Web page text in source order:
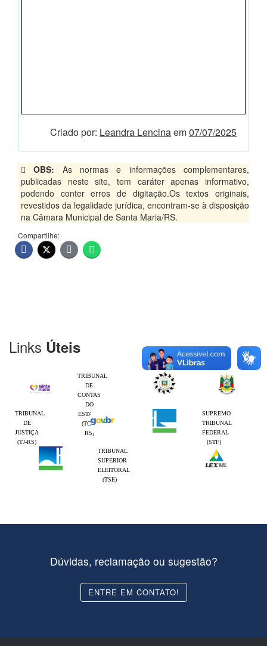
Criado por: Leandra Lencinaem07/07/2025
OBS: As normas e informações complementares,
publicadas neste site, tem caráter apenas informativo,
podendo conter erros de digitação.Os textos originais,
revestidos da legalidade jurídica, encontram-se à disposição
na Câmara Municipal de Santa Maria/RS.
Compartilhe:
Links Úteis
TRIBUNAL
DE
CONTAS
DO
ESTADO
(TCE-
RS)
TRIBUNAL
DE
JUSTIÇA
(TJ-RS)
SUPREMO
TRIBUNAL
FEDERAL
(STF)
TRIBUNAL
SUPERIOR
ELEITORAL
(TSE)
Dúvidas, reclamação ou sugestão?
ENTRE EM CONTATO!